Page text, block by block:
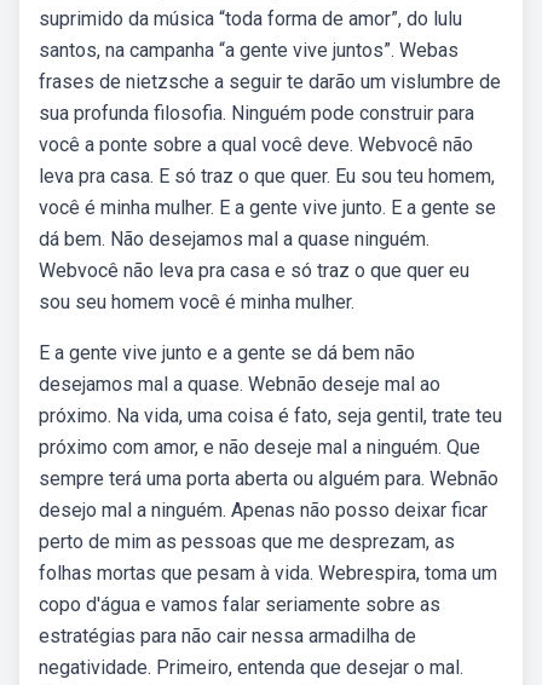
suprimido da música “toda forma de amor”, do lulu
santos, na campanha “a gente vive juntos”. Webas
frases de nietzsche a seguir te darão um vislumbre de
sua profunda filosofia. Ninguém pode construir para
você a ponte sobre a qual você deve. Webvocê não
leva pra casa. E só traz o que quer. Eu sou teu homem,
você é minha mulher. E a gente vive junto. E a gente se
dá bem. Não desejamos mal a quase ninguém.
Webvocê não leva pra casa e só traz o que quer eu
sou seu homem você é minha mulher.
E a gente vive junto e a gente se dá bem não
desejamos mal a quase. Webnão deseje mal ao
próximo. Na vida, uma coisa é fato, seja gentil, trate teu
próximo com amor, e não deseje mal a ninguém. Que
sempre terá uma porta aberta ou alguém para. Webnão
desejo mal a ninguém. Apenas não posso deixar ficar
perto de mim as pessoas que me desprezam, as
folhas mortas que pesam à vida. Webrespira, toma um
copo d'água e vamos falar seriamente sobre as
estratégias para não cair nessa armadilha de
negatividade. Primeiro, entenda que desejar o mal.